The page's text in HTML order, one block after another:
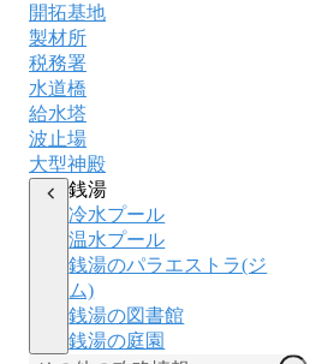
開拓基地
製材所
税務署
水道橋
給水塔
波止場
大型神殿
銭湯
冷水プール
温水プール
銭湯のパラエストラ(ジ
ム)
銭湯の図書館
銭湯の庭園